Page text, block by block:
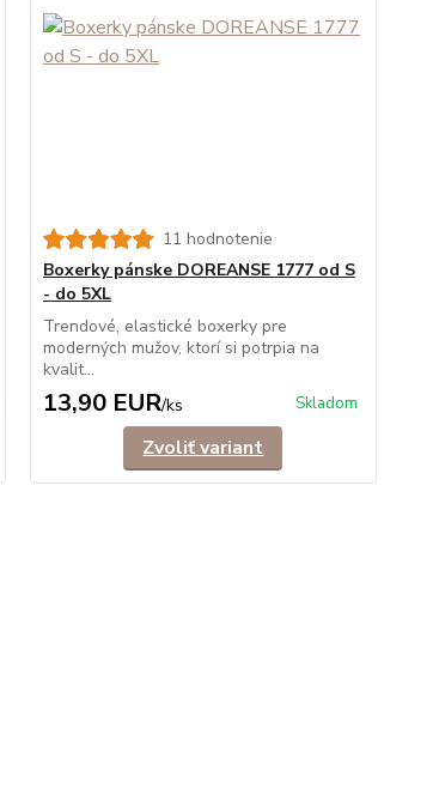
11 hodnotenie
Boxerky pánske DOREANSE 1777 od S
- do 5XL
Trendové, elastické boxerky pre
moderných mužov, ktorí si potrpia na
kvalit...
13,90 EUR/ks Skladom
Zvoliť variant